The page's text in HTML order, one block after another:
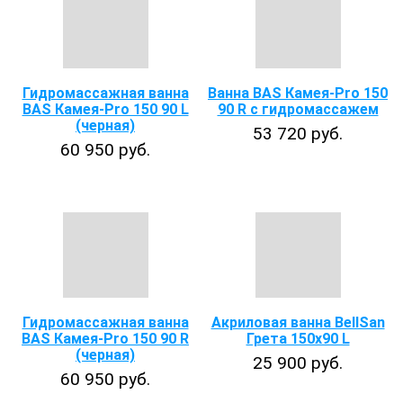
Гидромассажная ванна
BAS Камея-Pro 150 90 L
(черная)
60 950 руб.
Ванна BAS Камея-Pro 150
90 R с гидромассажем
53 720 руб.
Гидромассажная ванна
BAS Камея-Pro 150 90 R
(черная)
60 950 руб.
Акриловая ванна BellSan
Грета 150x90 L
25 900 руб.